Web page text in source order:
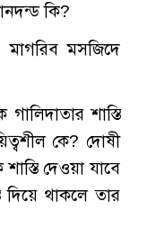
কি?
মাগরিব মসজিদে
শাস্তি
কে? দোষী
দেওয়া যাবে
দিয়ে থাকলে তার